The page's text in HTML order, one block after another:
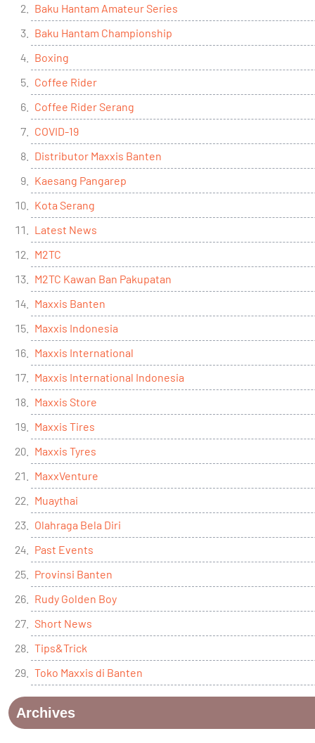
Baku Hantam Amateur Series
Baku Hantam Championship
Boxing
Coffee Rider
Coffee Rider Serang
COVID-19
Distributor Maxxis Banten
Kaesang Pangarep
Kota Serang
Latest News
M2TC
M2TC Kawan Ban Pakupatan
Maxxis Banten
Maxxis Indonesia
Maxxis International
Maxxis International Indonesia
Maxxis Store
Maxxis Tires
Maxxis Tyres
MaxxVenture
Muaythai
Olahraga Bela Diri
Past Events
Provinsi Banten
Rudy Golden Boy
Short News
Tips&Trick
Toko Maxxis di Banten
Archives